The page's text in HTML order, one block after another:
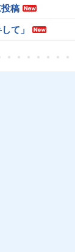
稿
て」